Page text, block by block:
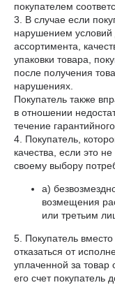
покупателем
3. В случае если
нарушением условий
ассортимента,
упаковки товара,
после получения
нарушениях.
Покупатель также
в отношении
течение
4. Покупатель,
качества, если это
своему выбору
а)
возмещения
или третьим
5. Покупатель
отказаться от
уплаченной за
его счет покупатель